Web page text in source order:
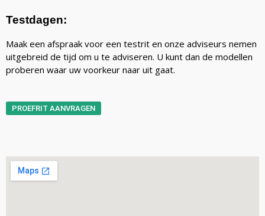
Testdagen:
Maak een afspraak voor een testrit en onze adviseurs nemen
uitgebreid de tijd om u te adviseren. U kunt dan de modellen
proberen waar uw voorkeur naar uit gaat.
PROEFRIT AANVRAGEN